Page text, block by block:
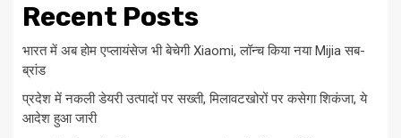
Recent Posts
भारत में अब होम एप्लायंसेज भी बेचेगी Xiaomi, लॉन्च किया नया Mijia सब-
ब्रांड
प्रदेश में नकली डेयरी उत्पादों पर सख्ती, मिलावटखोरों पर कसेगा शिकंजा, ये
आदेश हुआ जारी